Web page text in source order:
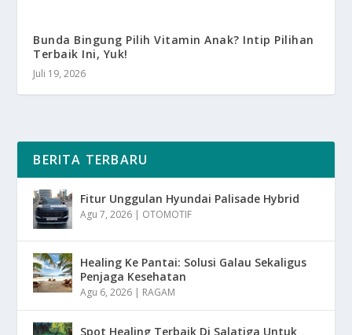
Bunda Bingung Pilih Vitamin Anak? Intip Pilihan
Terbaik Ini, Yuk!
Juli 19, 2026
BERITA TERBARU
Fitur Unggulan Hyundai Palisade Hybrid
Agu 7, 2026 | OTOMOTIF
Healing Ke Pantai: Solusi Galau Sekaligus
Penjaga Kesehatan
Agu 6, 2026 | RAGAM
Spot Healing Terbaik Di Salatiga Untuk